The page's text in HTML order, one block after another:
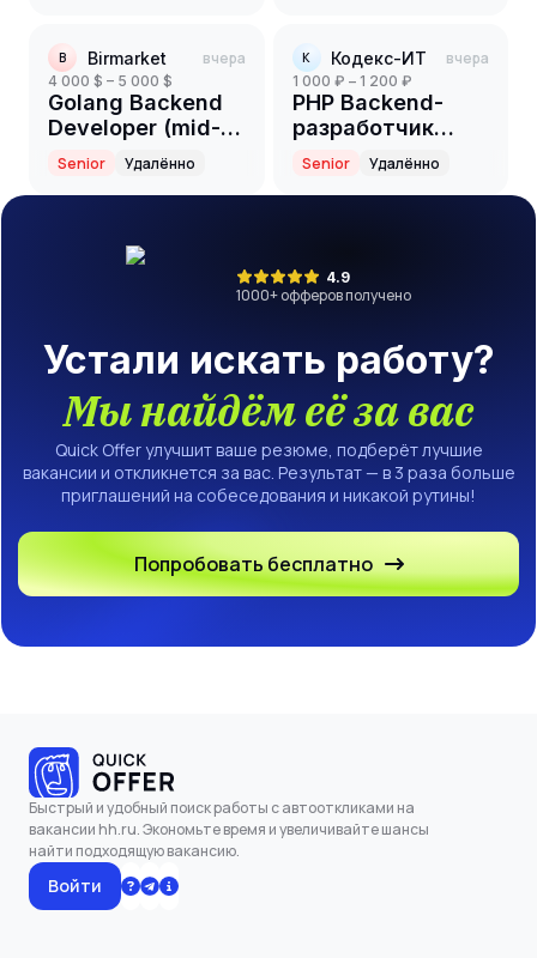
B Birmarket вчера
4 000 $ – 5 000 $
Golang Backend
Developer (mid-
senior)
Senior Удалённо
К Кодекс-ИТ вчера
1 000 ₽ – 1 200 ₽
PHP Backend-
разработчик
(Part-time)
Senior Удалённо
4.9
1000+ офферов получено
Устали искать работу?
Мы найдём её за вас
Quick Offer улучшит ваше резюме, подберёт лучшие
вакансии и откликнется за вас. Результат — в 3 раза больше
приглашений на собеседования и никакой рутины!
Попробовать бесплатно
Быстрый и удобный поиск работы с автооткликами на
вакансии hh.ru. Экономьте время и увеличивайте шансы
найти подходящую вакансию.
Войти